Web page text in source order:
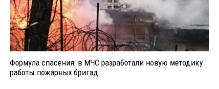
Формула спасения: в МЧС разработали новую методику
работы пожарных бригад